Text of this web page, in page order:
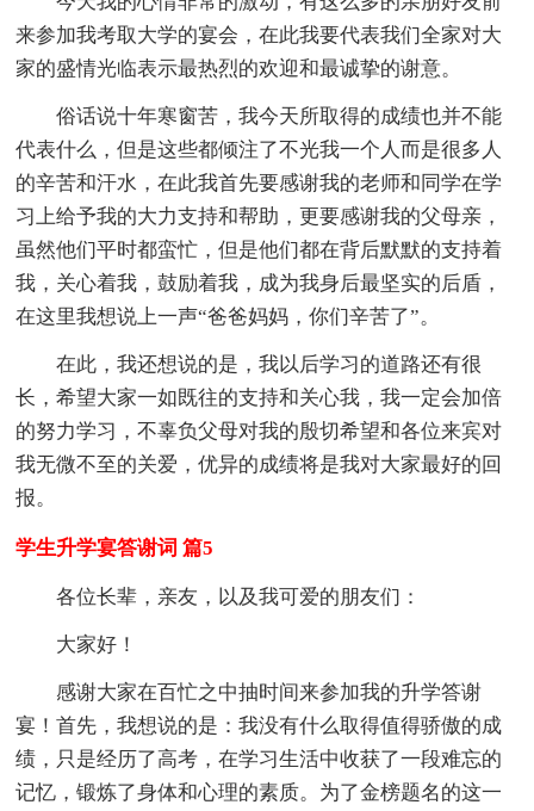
来参加我考取大学的宴会，在此我要代表我们全家对大
家的盛情光临表示最热烈的欢迎和最诚挚的谢意。
俗话说十年寒窗苦，我今天所取得的成绩也并不能
代表什么，但是这些都倾注了不光我一个人而是很多人
的辛苦和汗水，在此我首先要感谢我的老师和同学在学
习上给予我的大力支持和帮助，更要感谢我的父母亲，
虽然他们平时都蛮忙，但是他们都在背后默默的支持着
我，关心着我，鼓励着我，成为我身后最坚实的后盾，
在这里我想说上一声“爸爸妈妈，你们辛苦了”。
在此，我还想说的是，我以后学习的道路还有很
长，希望大家一如既往的支持和关心我，我一定会加倍
的努力学习，不辜负父母对我的殷切希望和各位来宾对
我无微不至的关爱，优异的成绩将是我对大家最好的回
报。
学生升学宴答谢词 篇5
各位长辈，亲友，以及我可爱的朋友们：
大家好！
感谢大家在百忙之中抽时间来参加我的升学答谢
宴！首先，我想说的是：我没有什么取得值得骄傲的成
绩，只是经历了高考，在学习生活中收获了一段难忘的
记忆，锻炼了身体和心理的素质。为了金榜题名的这一